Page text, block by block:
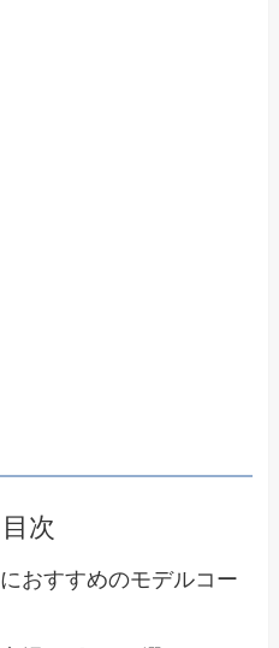
目次
おすすめのモデルコー